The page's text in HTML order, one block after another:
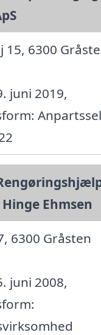
15, 6300
juni 2019,
Ehmsen
6300 Gråsten
juni 2008,